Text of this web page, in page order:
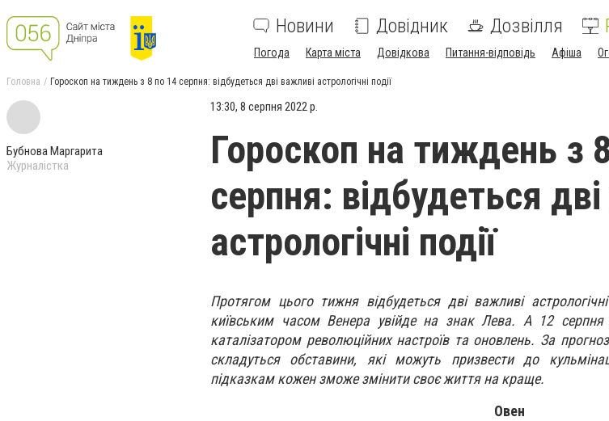
Новини Довідник Дозвілля
Погода Карта міста Довідкова Питання-відповідь Афіша
Головна Гороскоп на тиждень з 8 по 14 серпня: відбудеться дві важливі астрологічні події
Бубнова Маргарита
Журналістка
13:30, 8 серпня 2022 р.
Гороскоп на тиждень з
серпня: відбудеться
астрологічні події
Протягом цього тижня відбудеться дві важливі
київським часом Венера увійде на знак Лева. А 12
каталізатором революційних настроїв та оновлень. За
складуться обставини, які можуть призвести до
підказкам кожен зможе змінити своє життя на краще.
Овен